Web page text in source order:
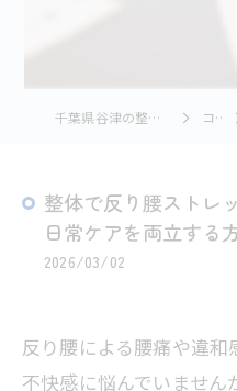
千葉県谷津の整体なら谷津中央整骨院 コラム
整体で反り腰ストレ
日常ケアを両立する
2026/03/02
反り腰による腰痛や違
不快感に悩んでいませ